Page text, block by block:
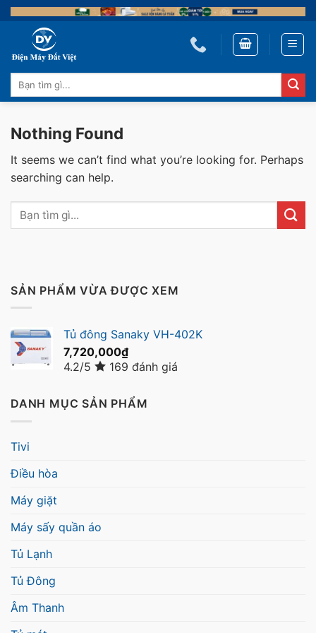
Skip
to
content
Tìm
kiếm:
Nothing Found
It seems we can’t find what you’re looking for. Perhaps
searching can help.
SẢN PHẨM VỪA ĐƯỢC XEM
Tủ đông Sanaky VH-402K
7,720,000₫
4.2/5
169 đánh giá
DANH MỤC SẢN PHẨM
Tivi
Điều hòa
Máy giặt
Máy sấy quần áo
Tủ Lạnh
Tủ Đông
Âm Thanh